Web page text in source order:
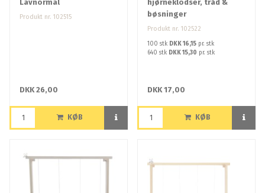
Lavnormal
Produkt nr. 102515
DKK 26,00
KØB
hjørneklodser, tråd &
bøsninger
Produkt nr. 102522
100 stk DKK 16,15 pr. stk
640 stk DKK 15,30 pr. stk
DKK 17,00
KØB